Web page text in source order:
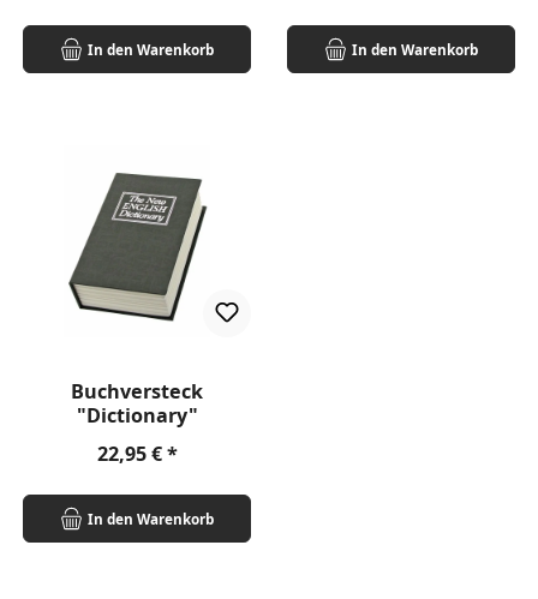
In den Warenkorb In den Warenkorb
Buchversteck
"Dictionary"
Regulärer Preis:
22,95 €
In den Warenkorb